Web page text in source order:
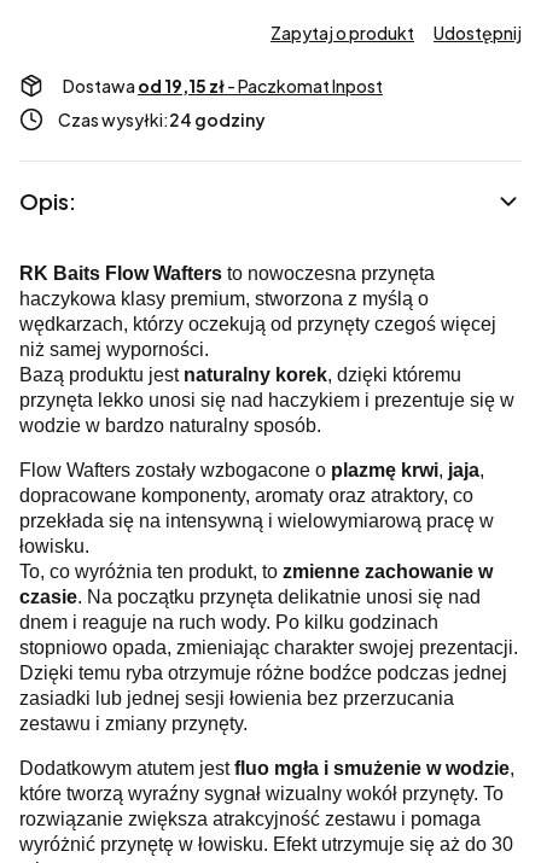
Zapytaj o produkt Udostępnij
Dostawa od 19,15 zł- Paczkomat Inpost
Czas wysyłki:24 godziny
Opis:
RK Baits Flow Wafters to nowoczesna przynęta
haczykowa klasy premium, stworzona z myślą o
wędkarzach, którzy oczekują od przynęty czegoś więcej
niż samej wyporności.
Bazą produktu jest naturalny korek, dzięki któremu
przynęta lekko unosi się nad haczykiem i prezentuje się w
wodzie w bardzo naturalny sposób.
Flow Wafters zostały wzbogacone o plazmę krwi, jaja,
dopracowane komponenty, aromaty oraz atraktory, co
przekłada się na intensywną i wielowymiarową pracę w
łowisku.
To, co wyróżnia ten produkt, to zmienne zachowanie w
czasie. Na początku przynęta delikatnie unosi się nad
dnem i reaguje na ruch wody. Po kilku godzinach
stopniowo opada, zmieniając charakter swojej prezentacji.
Dzięki temu ryba otrzymuje różne bodźce podczas jednej
zasiadki lub jednej sesji łowienia bez przerzucania
zestawu i zmiany przynęty.
Dodatkowym atutem jestfluo mgła i smużenie w wodzie,
które tworzą wyraźny sygnał wizualny wokół przynęty. To
rozwiązanie zwiększa atrakcyjność zestawu i pomaga
wyróżnić przynętę w łowisku. Efekt utrzymuje się aż do 30